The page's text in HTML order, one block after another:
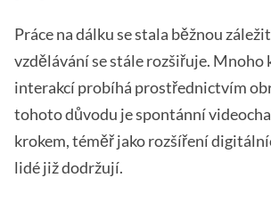
Práce na dálku se stala běžnou
vzdělávání se stále rozšiřuje. Mnoho
interakcí probíhá prostřednictvím
tohoto důvodu je spontánní
krokem, téměř jako rozšíření
lidé již dodržují.